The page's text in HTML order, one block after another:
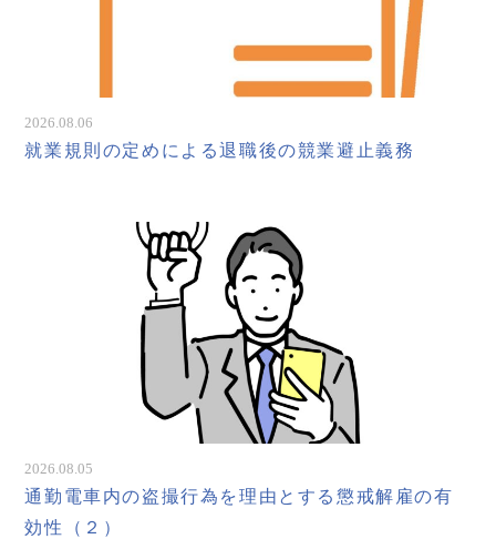
2026.08.06
就業規則の定めによる退職後の競業避止義務
2026.08.05
通勤電車内の盗撮行為を理由とする懲戒解雇の有
効性（２）